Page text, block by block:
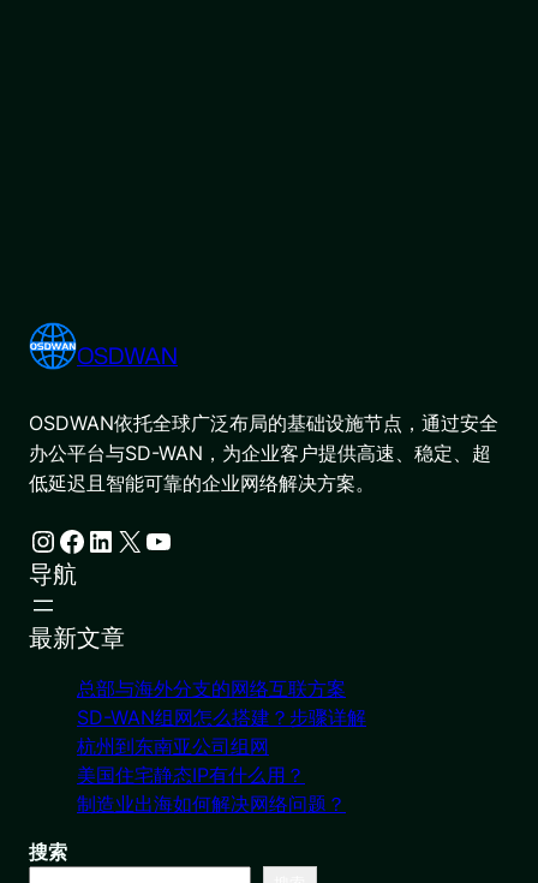
OSDWAN
OSDWAN依托全球广泛布局的基础设施节点，通过安全
办公平台与SD-WAN，为企业客户提供高速、稳定、超
低延迟且智能可靠的企业网络解决方案。
Instagram Facebook LinkedIn X YouTube
导航
最新文章
总部与海外分支的网络互联方案
SD-WAN组网怎么搭建？步骤详解
杭州到东南亚公司组网
美国住宅静态IP有什么用？
制造业出海如何解决网络问题？
搜索